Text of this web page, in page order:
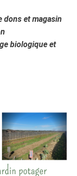
dons et magasin
biologique et